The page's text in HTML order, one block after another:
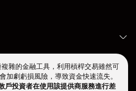
雜的金融工具，利用槓桿交易雖然可
加劇虧損風險，導致資金快速流失。
戶投資者在使用該提供商服務進行差